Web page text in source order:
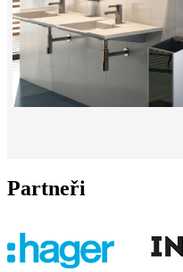
Partneři